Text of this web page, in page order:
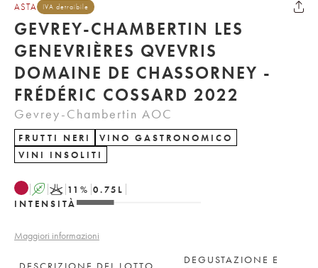
ASTA IVA detraibile
GEVREY-CHAMBERTIN LES
GENEVRIÈRES QVEVRIS
DOMAINE DE CHASSORNEY -
FRÉDÉRIC COSSARD 2022
Gevrey-Chambertin AOC
FRUTTI NERI
VINO GASTRONOMICO
VINI INSOLITI
A K 11 % 0.75 L
INTENSITÀ
Maggiori informazioni
DEGUSTAZIONE E